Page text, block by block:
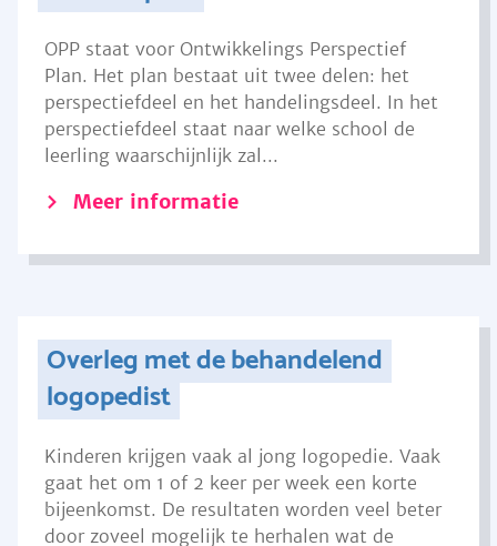
OPP staat voor Ontwikkelings Perspectief
Plan. Het plan bestaat uit twee delen: het
perspectiefdeel en het handelingsdeel. In het
perspectiefdeel staat naar welke school de
leerling waarschijnlijk zal...
Meer informatie
Overleg met de behandelend
logopedist
Kinderen krijgen vaak al jong logopedie. Vaak
gaat het om 1 of 2 keer per week een korte
bijeenkomst. De resultaten worden veel beter
door zoveel mogelijk te herhalen wat de